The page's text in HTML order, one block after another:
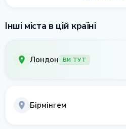
Інші міста в цій країні
Лондон ВИ ТУТ
Бірмінгем